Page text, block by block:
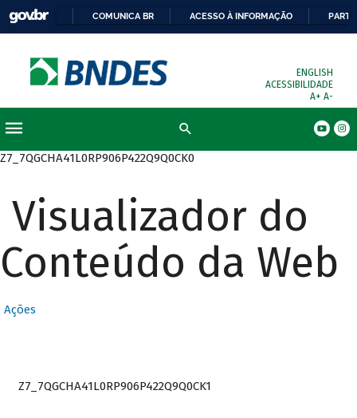
COMUNICA BR ACESSO À INFORMAÇÃO
ENGLISH
ACESSIBILIDADE
A+ A-
Z7_7QGCHA41L0RP906P422Q9Q0CK0
Visualizador do
Conteúdo da Web
Ações
Z7_7QGCHA41L0RP906P422Q9Q0CK1